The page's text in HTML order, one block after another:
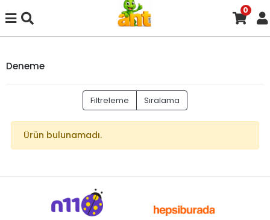
0
Deneme
Filtreleme Sıralama
Ürün bulunamadı.